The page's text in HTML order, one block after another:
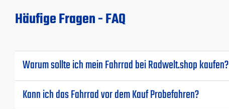
Häufige Fragen - FAQ
Warum sollte ich mein Fahrrad bei Radwelt.shop kaufen?
Kann ich das Fahrrad vor dem Kauf Probefahren?